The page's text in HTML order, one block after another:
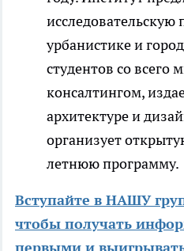
исследовательскую
урбанистике и
студентов со всего
консалтингом,
архитектуре и
организует
летнюю программу.
Вступайте в НАШУ
чтобы получать